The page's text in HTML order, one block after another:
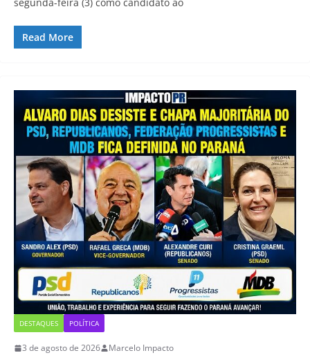
Read More
DESTAQUES POLÍTICA
3 de agosto de 2026 Marcelo Impacto